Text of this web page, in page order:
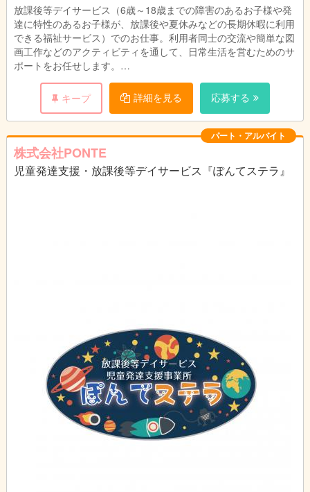
放課後等デイサービス（6歳～18歳までの障害のあるお子様や発
達に特性のあるお子様が、放課後や夏休みなどの長期休暇に利用
できる福祉サービス）でのお仕事。利用者同士の交流や簡単な図
画工作などのアクティビティを通して、日常生活を営むためのサ
ポートをお任せします。
○年齢不問
○子どもと接することが好きな方
○小さな成長を共に喜べる方
○様々な障害に対して理解するための努力ができる方
◎児童発達支援管理責任者、児童指導員の実務経験をお持ちの方
は優遇いたします
キープ 詳細を見る 応募する
パート・アルバイト
株式会社PONTE
児童発達支援・放課後等デイサービス『ぽんてステラ』